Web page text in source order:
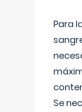
Para
Se